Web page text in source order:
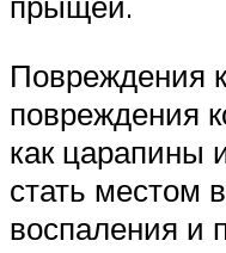
повреждения
как царапины
стать местом
воспаления и